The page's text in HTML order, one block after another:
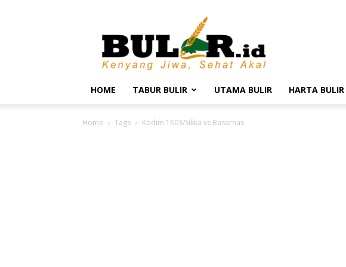
BULIR.ID
Kenyang
Jiwa,
Sehat
Akal
HOME TABUR BULIR UTAMA BULIR HARTA BULIR
Home Tags Kodim 1603/Sikka vs Basarnas